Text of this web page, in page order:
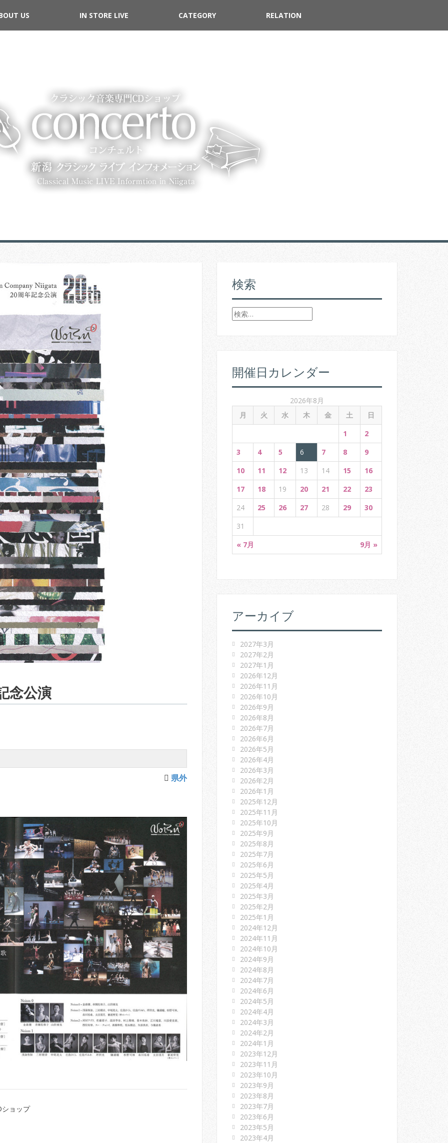
US IN STORE LIVE CATEGORY RELATION
念公演
県外
ョップ
検索
検
索
開催日カレンダー
2026年8月
月
火 水 木 金 土 日
« 7月 9月 »
1
2
3
4 5 6 7 8
9
10
11 12 13 14 15
16
17
18 19 20 21 22
23
24
25 26 27 28 29
30
31
アーカイブ
2027年3月
2027年2月
2027年1月
2026年12月
2026年11月
2026年10月
2026年9月
2026年8月
2026年7月
2026年6月
2026年5月
2026年4月
2026年3月
2026年2月
2026年1月
2025年12月
2025年11月
2025年10月
2025年9月
2025年8月
2025年7月
2025年6月
2025年5月
2025年4月
2025年3月
2025年2月
2025年1月
2024年12月
2024年11月
2024年10月
2024年9月
2024年8月
2024年7月
2024年6月
2024年5月
2024年4月
2024年3月
2024年2月
2024年1月
2023年12月
2023年11月
2023年10月
2023年9月
2023年8月
2023年7月
2023年6月
2023年5月
2023年4月